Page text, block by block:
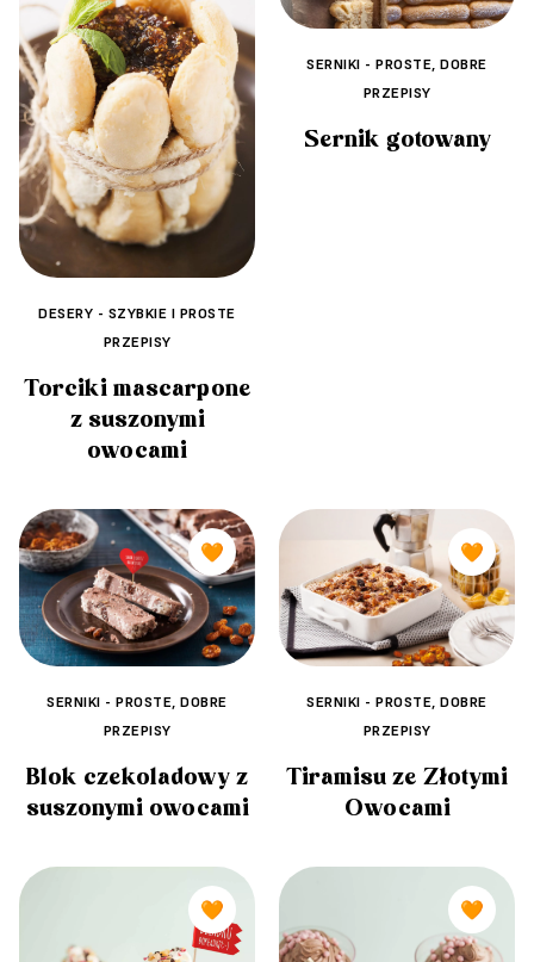
DESERY - SZYBKIE I PROSTE
PRZEPISY
Torciki mascarpone
z suszonymi
owocami
SERNIKI - PROSTE, DOBRE
PRZEPISY
Sernik gotowany
🧡
SERNIKI - PROSTE, DOBRE
PRZEPISY
Blok czekoladowy z
suszonymi owocami
🧡
SERNIKI - PROSTE, DOBRE
PRZEPISY
Tiramisu ze Złotymi
Owocami
🧡 🧡